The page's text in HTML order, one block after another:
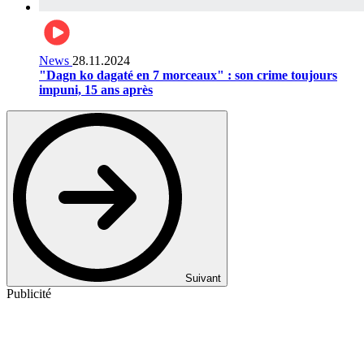
News 28.11.2024
"Dagn ko dagaté en 7 morceaux" : son crime toujours
impuni, 15 ans après
Suivant
Publicité